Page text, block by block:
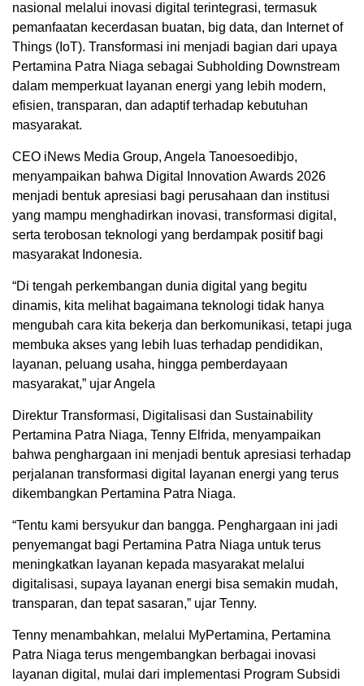
nasional melalui inovasi digital terintegrasi, termasuk
pemanfaatan kecerdasan buatan, big data, dan Internet of
Things (IoT). Transformasi ini menjadi bagian dari upaya
Pertamina Patra Niaga sebagai Subholding Downstream
dalam memperkuat layanan energi yang lebih modern,
efisien, transparan, dan adaptif terhadap kebutuhan
masyarakat.
CEO iNews Media Group, Angela Tanoesoedibjo,
menyampaikan bahwa Digital Innovation Awards 2026
menjadi bentuk apresiasi bagi perusahaan dan institusi
yang mampu menghadirkan inovasi, transformasi digital,
serta terobosan teknologi yang berdampak positif bagi
masyarakat Indonesia.
“Di tengah perkembangan dunia digital yang begitu
dinamis, kita melihat bagaimana teknologi tidak hanya
mengubah cara kita bekerja dan berkomunikasi, tetapi juga
membuka akses yang lebih luas terhadap pendidikan,
layanan, peluang usaha, hingga pemberdayaan
masyarakat,” ujar Angela
Direktur Transformasi, Digitalisasi dan Sustainability
Pertamina Patra Niaga, Tenny Elfrida, menyampaikan
bahwa penghargaan ini menjadi bentuk apresiasi terhadap
perjalanan transformasi digital layanan energi yang terus
dikembangkan Pertamina Patra Niaga.
“Tentu kami bersyukur dan bangga. Penghargaan ini jadi
penyemangat bagi Pertamina Patra Niaga untuk terus
meningkatkan layanan kepada masyarakat melalui
digitalisasi, supaya layanan energi bisa semakin mudah,
transparan, dan tepat sasaran,” ujar Tenny.
Tenny menambahkan, melalui MyPertamina, Pertamina
Patra Niaga terus mengembangkan berbagai inovasi
layanan digital, mulai dari implementasi Program Subsidi